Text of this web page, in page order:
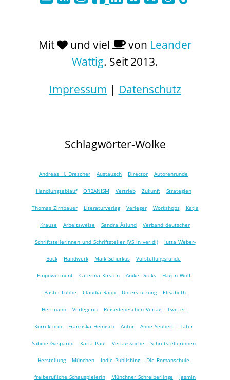
Mit und viel von Leander
Wattig. Seit 2013.
Impressum | Datenschutz
Schlagwörter-Wolke
Andreas H. Drescher Austausch Director Autorenrunde
Handlungsablauf ORBANISM Vertrieb Zukunft Strategien
Thomas Zirnbauer Literaturverlag Verleger Workshops Katja
Krause Arbeitsweise Sandra Åslund Verband deutscher
Schriftstellerinnen und Schriftsteller (VS in ver.di) Jutta Weber-
Bock Handwerk Maik Schurkus Vorstellungsrunde
Empowerment Caterina Kirsten Anike Dircks Hagen Wolf
Bastei Lübbe Claudia Rapp Unterstützung Elisabeth
Herrmann Verlegerin Reisedepeschen Verlag Twitter
Korrektorin Franziska Heinisch Autor Anne Seubert Täter
Sabine Gasparini Karla Paul Verlagssuche Schriftstellerinnen
Herstellung München Indie Publishing Die Romanschule
freiberufliche Schauspielerin Münchner Schreiberlinge Jasmin